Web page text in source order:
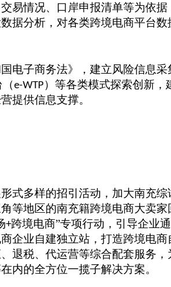
易情况、口岸申报清单等为依
据分析，对各类跨境电商平台
电子商务法》，建立风险信息
e-WTP）等各类模式探索创新
提供信息支撑。
式多样的招引活动，加大南充
等地区的南充籍跨境电商大卖
+跨境电商”专项行动，引导企业
企业自建独立站，打造跨境电
退税、代运营等综合配套服务
内的全方位一揽子解决方案。